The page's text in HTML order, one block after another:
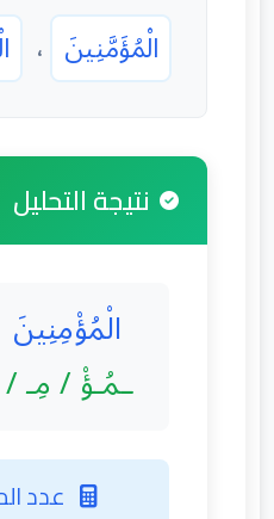
الْمُؤَمَّنِينَ ،
نتيجة التحليل
الْمُؤْمِنِينَ
ـمُـؤْ / مِـ
عدد